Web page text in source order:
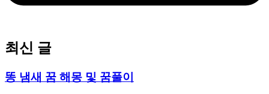
최신 글
똥 냄새 꿈 해몽 및 꿈풀이